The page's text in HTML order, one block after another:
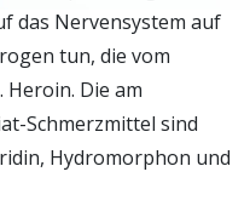
das Nervensystem auf
tun, die vom
Heroin. Die am
Schmerzmittel sind
Hydromorphon und